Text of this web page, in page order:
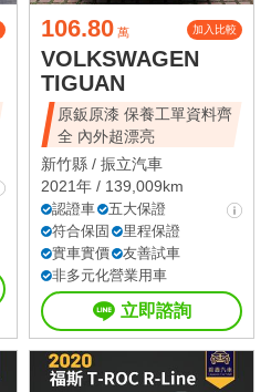
106.80 萬 加入比較
VOLKSWAGEN
TIGUAN
原鈑原漆 保養工單資料齊
全 內外超漂亮
新竹縣 / 振立汽車
2021年 / 139,009km
認證車
五大保證
符合保固
里程保證
實車實價
友善試車
非多元化營業用車
立即諮詢